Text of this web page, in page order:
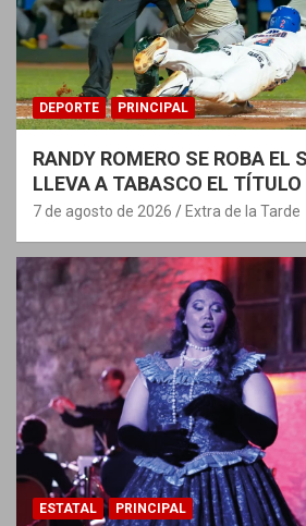
DEPORTE PRINCIPAL
RANDY ROMERO SE ROBA EL
LLEVA A TABASCO EL TÍTULO
7 de agosto de 2026 Extra de la Tarde
ESTATAL PRINCIPAL